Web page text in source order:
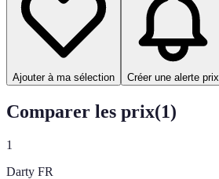
Ajouter à ma sélection Créer une alerte prix
Comparer les prix(1)
1
Darty FR